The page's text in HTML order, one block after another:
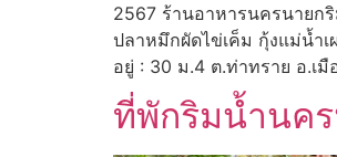
2567 ร้านอาหารนครนายก
ปลาหมึกผัดไข่เค็ม กุ้งแม่น้ำ
อยู่ : 30 ม.4 ต.ท่าทราย อ.เ
ที่พักริมน้ำนค